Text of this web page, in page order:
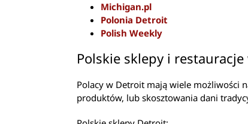
Michigan.pl
Polonia Detroit
Polish Weekly
Polskie sklepy i
Polacy w Detroit mają wiele możliwości
produktów, lub skosztowania dani